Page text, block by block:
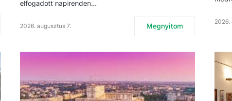
elfogadott napirenden…
2026. augusztus 7. Megnyitom
2026.